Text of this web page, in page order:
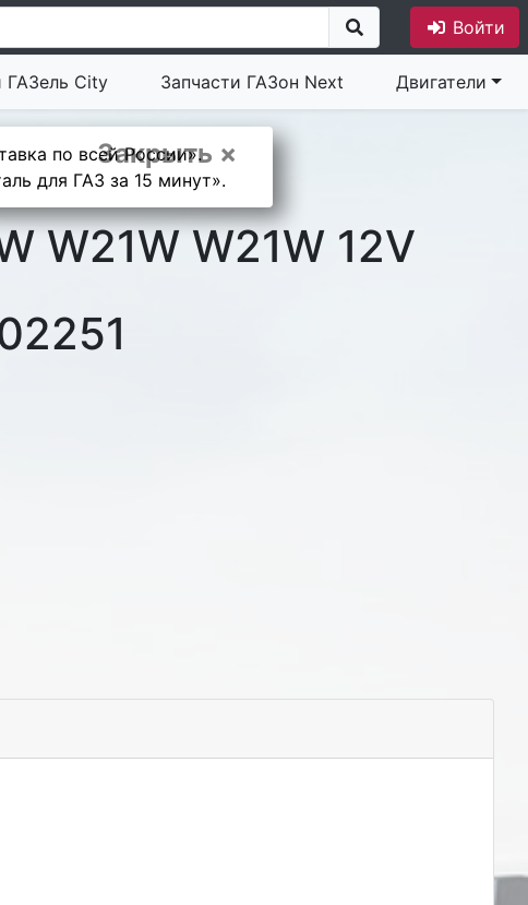
Войти
ГАЗель City Запчасти ГАЗон Next Двигатели
Закрыть ×
по всей России».
для ГАЗ за 15 минут».
W21W W21W 12V